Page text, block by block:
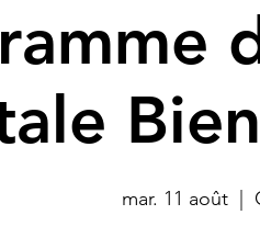
mar. 11 août
  |